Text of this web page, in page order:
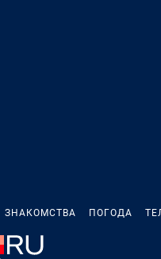
ЗНАКОМСТВА ПОГОДА